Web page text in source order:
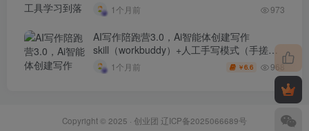
1个月前 973
AI写作陪跑营3.0，Ai智能体创建写作
skill（workbuddy）+人工手写模式（手搓模
式），去除AI痕迹（头条号、公众号、百家
号）
1个月前 ￥6.6 968
Copyright © 2025 · 创业团 辽ICP备2025066689号